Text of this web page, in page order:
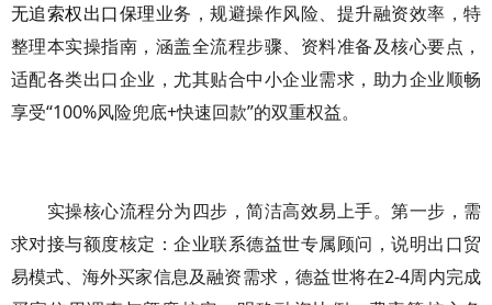
无追索权出口保理业务，规避操作风险、提升融资效率，特
整理本实操指南，涵盖全流程步骤、资料准备及核心要点，
适配各类出口企业，尤其贴合中小企业需求，助力企业顺畅
享受“100%风险兜底+快速回款”的双重权益。
实操核心流程分为四步，简洁高效易上手。第一步，需
求对接与额度核定：企业联系德益世专属顾问，说明出口贸
易模式、海外买家信息及融资需求，德益世将在2-4周内完成